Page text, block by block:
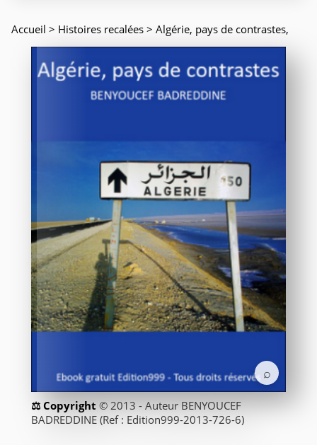
Accueil > Histoires recalées > Algérie, pays de contrastes,
⌕
© 2013 - Auteur BENYOUCEF
BADREDDINE (Ref : Edition999-2013-726-6)